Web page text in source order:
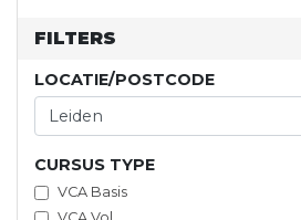
FILTERS
LOCATIE/POSTCODE
CURSUS TYPE
VCA Basis